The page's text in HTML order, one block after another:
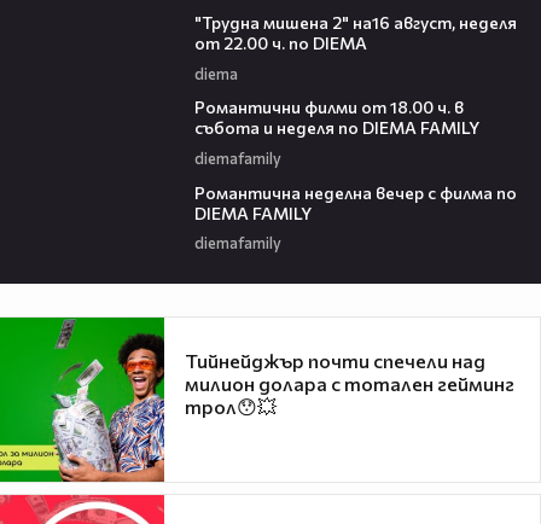
"Трудна мишена 2" на16 август, неделя
от 22.00 ч. по DIEMA
diema
Романтични филми от 18.00 ч. в
събота и неделя по DIEMA FAMILY
diemafamily
Романтичнa неделна вечер с филма по
DIEMA FAMILY
diemafamily
Тийнейджър почти спечели над
милион долара с тотален гейминг
трол😯💥